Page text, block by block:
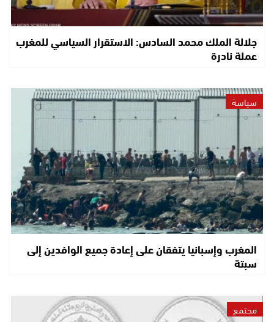
جلالة الملك محمد السادس: الاستقرار السياسي للمغرب
عملة نادرة
سياسة
المغرب وإسبانيا يتفقان على إعادة جميع الوافدين إلى
سبتة
مجتمع